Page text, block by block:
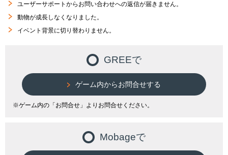
ユーザーサポートからお問い合わせへの返信が届きません。
動物が成長しなくなりました。
イベント背景に切り替わりません。
GREEで
ゲーム内からお問合せする
※ゲーム内の「お問合せ」よりお問合せください。
Mobageで